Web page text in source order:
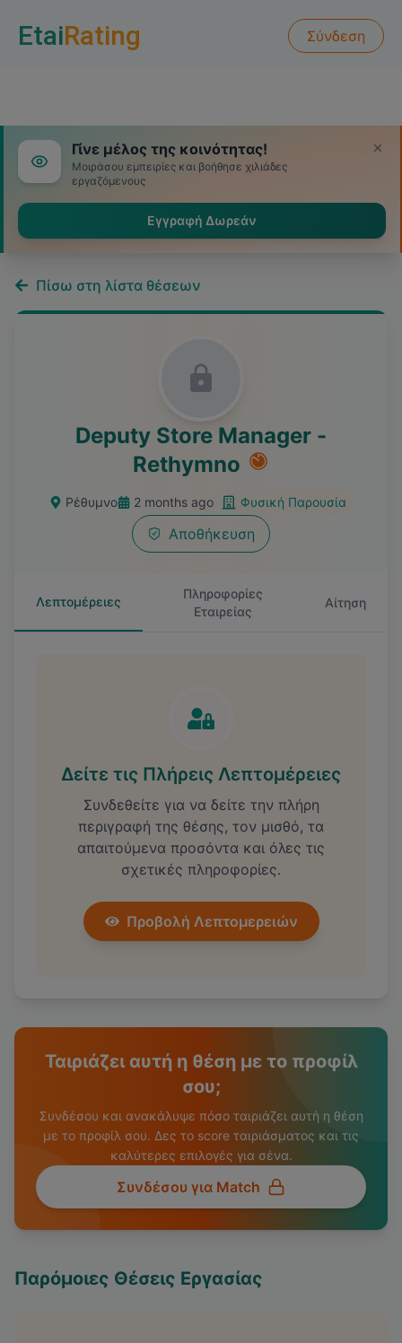
EtaiRating Σύνδεση
Γίνε μέλος της κοινότητας!
Μοιράσου εμπειρίες και βοήθησε χιλιάδες
εργαζόμενους
Εγγραφή Δωρεάν
Πίσω στη λίστα θέσεων
Deputy Store Manager -
Rethymno
Ρέθυμνο 2 months ago Φυσική Παρουσία
Αποθήκευση
Λεπτομέρειες
Πληροφορίες
Εταιρείας
Αίτηση
Δείτε τις Πλήρεις Λεπτομέρειες
Συνδεθείτε για να δείτε την πλήρη
περιγραφή της θέσης, τον μισθό, τα
απαιτούμενα προσόντα και όλες τις
σχετικές πληροφορίες.
Προβολή Λεπτομερειών
Ταιριάζει αυτή η θέση με το προφίλ
σου;
Συνδέσου και ανακάλυψε πόσο ταιριάζει αυτή η θέση
με το προφίλ σου. Δες το score ταιριάσματος και τις
καλύτερες επιλογές για σένα.
Συνδέσου για Match
Παρόμοιες Θέσεις Εργασίας